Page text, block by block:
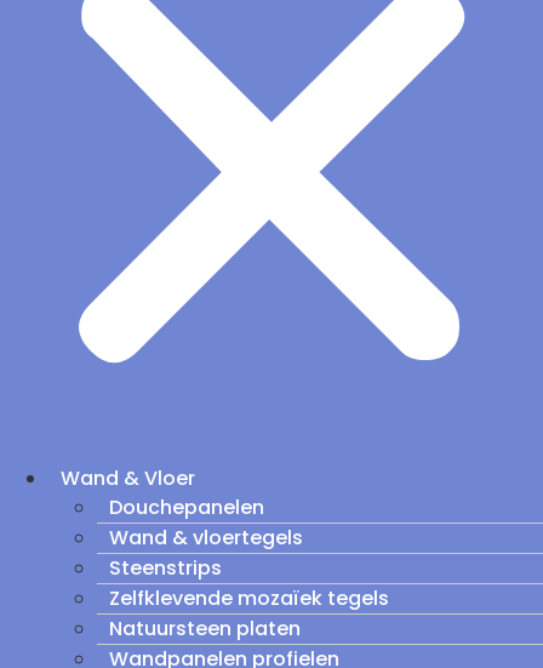
Wand & Vloer
Douchepanelen
Wand & vloertegels
Steenstrips
Zelfklevende mozaïek tegels
Natuursteen platen
Wandpanelen profielen